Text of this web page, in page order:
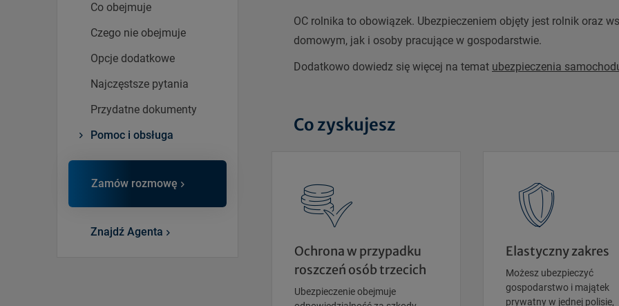
Co obejmuje
Czego nie obejmuje
Opcje dodatkowe
Najczęstsze pytania
Przydatne dokumenty
Pomoc i obsługa
Zamów rozmowę
Znajdź Agenta
OC rolnika to obowiązek. Ubezpieczeniem objęty jest rolnik oraz
domowym, jak i osoby pracujące w gospodarstwie.
Dodatkowo dowiedz się więcej na temat ubezpieczenia
Co zyskujesz
Ochrona w przypadku
roszczeń osób trzecich
Ubezpieczenie obejmuje
Elastyczny zakres
Możesz ubezpieczyć
gospodarstwo i majątek
prywatny w jednej polisie,